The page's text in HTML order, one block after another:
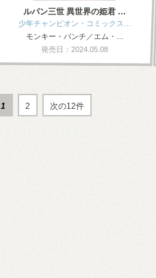
ルパン三世 異世界の姫君 …
少年チャンピオン・コミックス…
モンキー・パンチ／エム・…
発売日：2024.05.08
1 2 次の12件